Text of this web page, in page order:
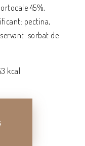
45%,
pectina,
sorbat de
kcal